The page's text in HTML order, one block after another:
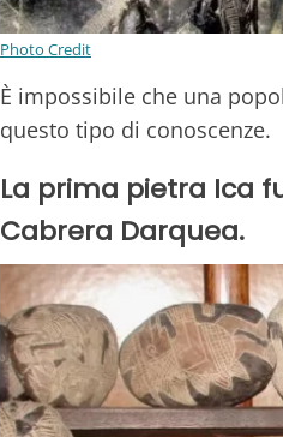
Photo Credit
È impossibile che una
questo tipo di conoscenze.
La prima pietra Ica
Cabrera Darquea.